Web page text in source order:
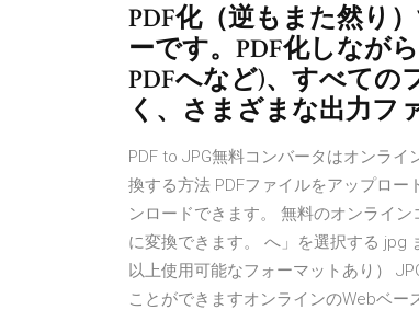
PDF化（逆もまた然り
ーです。PDF化しなが
PDFへなど)、すべての
く、さまざまな出力フ
PDF to JPG無料コンバータはオンライ
換する方法 PDFファイルをアップロ
ンロードできます。 無料のオンライ
に変換できます。 へ」を選択する jpg
以上使用可能なフォーマットあり）
ことができますオンラインのWebベ